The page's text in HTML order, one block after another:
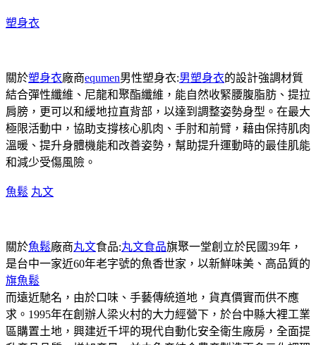
塑身衣
關於塑身衣廠商equmen男性塑身衣:男塑身衣的設計強調材質
結合彈性纖維、尼龍和聚酯纖維，能自然收緊腰腹脂肪、提拉
肩膀，更可以和緩地拉直背部，以達到調整姿勢身型。在最大
極限活動中，協助支撐核心肌肉、手肘和前臂，藉由保持肌肉
溫暖、提升身體機能和改善姿勢，幫助提升運動時的最佳肌能
和減少受傷風險。
魚鬆 丸文
關於魚鬆廠商丸文食品:丸文食品旗聚一堂創立於民國39年，
是台中一家近60年老字號的魚香世家，以新鮮味美、高品質的
旗魚鬆
而遠近馳名，由於口味、手藝傳統道地，貨真價實而供不應
求。1995年在創辦人梁火村的大力經營下，於台中縣大裡工業
區購置土地，興建近千坪的現代自動化安全衛生廠房，全面提